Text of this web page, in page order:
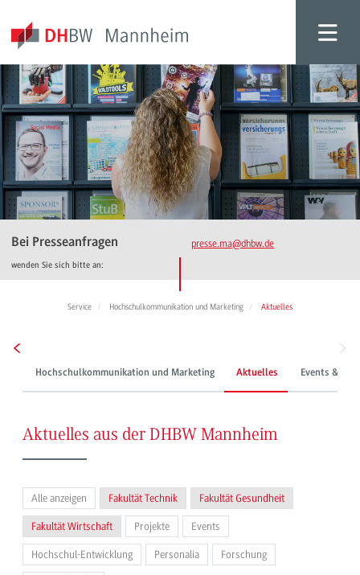
Bei Presseanfragen
wenden Sie sich bitte an:
presse.ma@dhbw.de
Service Hochschulkommunikation und Marketing Aktuelles
Hochschulkommunikation und Marketing Aktuelles Events &
Aktuelles aus der DHBW Mannheim
Alle anzeigen Fakultät Technik Fakultät Gesundheit
Fakultät Wirtschaft Projekte Events
Hochschul-Entwicklung Personalia Forschung